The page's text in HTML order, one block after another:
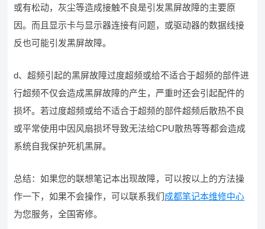
或有松动，灰尘等造成接触不良是引发黑屏故障的主要原
因。而且显示卡与显示器连接有问题，或驱动器的数据线接
反也可能引发黑屏故障。
d、超频引起的黑屏故障过度超频或给不适合于超频的部件进
行超频不仅会造成黑屏故障的产生，严重时还会引起配件的
损坏。若过度超频或给不适合于超频的部件超频后散热不良
或平常使用中因风扇损坏导致无法给CPU散热等等都会造成
系统自我保护死机黑屏。
总结：如果您的联想笔记本出现故障，可以按以上的方法操
作一下，如果不会操作，可以联系我们成都笔记本维修中心
为您服务，全国寄修。